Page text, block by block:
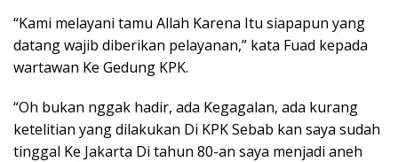
“Kami melayani tamu Allah Karena Itu siapapun yang
datang wajib diberikan pelayanan,” kata Fuad kepada
wartawan Ke Gedung KPK.
“Oh bukan nggak hadir, ada Kegagalan, ada kurang
ketelitian yang dilakukan Di KPK Sebab kan saya sudah
tinggal Ke Jakarta Di tahun 80-an saya menjadi aneh